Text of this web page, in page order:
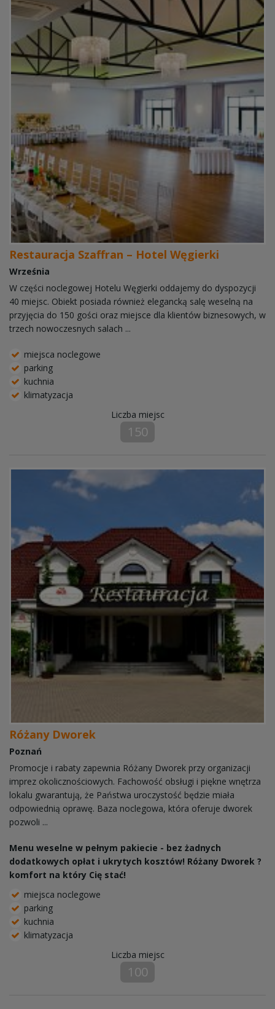
Restauracja Szaffran – Hotel Węgierki
Września
W części noclegowej Hotelu Węgierki oddajemy do dyspozycji
40 miejsc. Obiekt posiada również elegancką salę weselną na
przyjęcia do 150 gości oraz miejsce dla klientów biznesowych, w
trzech nowoczesnych salach ...
miejsca noclegowe
parking
kuchnia
klimatyzacja
Liczba miejsc
150
Różany Dworek
Poznań
Promocje i rabaty zapewnia Różany Dworek przy organizacji
imprez okolicznościowych. Fachowość obsługi i piękne wnętrza
lokalu gwarantują, że Państwa uroczystość będzie miała
odpowiednią oprawę. Baza noclegowa, która oferuje dworek
pozwoli ...
Menu weselne w pełnym pakiecie - bez żadnych
dodatkowych opłat i ukrytych kosztów! Różany Dworek ?
komfort na który Cię stać!
miejsca noclegowe
parking
kuchnia
klimatyzacja
Liczba miejsc
100